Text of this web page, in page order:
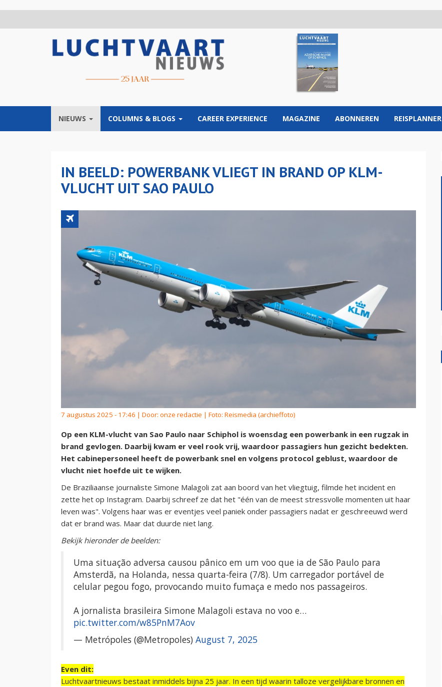
NIEUWS COLUMNS & BLOGS CAREER EXPERIENCE MAGAZINE ABONNEREN REISPLANNER
IN BEELD: POWERBANK VLIEGT IN BRAND OP KLM-
VLUCHT UIT SAO PAULO
7 augustus 2025 - 17:46 | Door: onze redactie | Foto: Reismedia (archieffoto)
Op een KLM-vlucht van Sao Paulo naar Schiphol is woensdag een powerbank in een rugzak in
brand gevlogen. Daarbij kwam er veel rook vrij, waardoor passagiers hun gezicht bedekten.
Het cabinepersoneel heeft de powerbank snel en volgens protocol geblust, waardoor de
vlucht niet hoefde uit te wijken.
De Braziliaanse journaliste Simone Malagoli zat aan boord van het vliegtuig, filmde het incident en
zette het op Instagram. Daarbij schreef ze dat het "één van de meest stressvolle momenten uit haar
leven was". Volgens haar was er eventjes veel paniek onder passagiers nadat er geschreeuwd werd
dat er brand was. Maar dat duurde niet lang.
Bekijk hieronder de beelden:
Uma situação adversa causou pânico em um voo que ia de São Paulo para
Amsterdã, na Holanda, nessa quarta-feira (7/8). Um carregador portável de
celular pegou fogo, provocando muito fumaça e medo nos passageiros.
A jornalista brasileira Simone Malagoli estava no voo e…
pic.twitter.com/w85PnM7Aov
— Metrópoles (@Metropoles) August 7, 2025
Even dit:
Luchtvaartnieuws bestaat inmiddels bijna 25 jaar. In een tijd waarin talloze vergelijkbare bronnen en